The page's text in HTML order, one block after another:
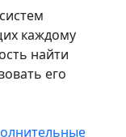
каждому
найти
его